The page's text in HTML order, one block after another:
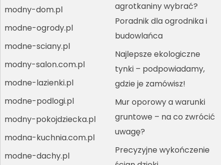
modny-dom.pl
modne-ogrody.pl
modne-sciany.pl
modny-salon.com.pl
modne-lazienki.pl
modne-podlogi.pl
modny-pokojdziecka.pl
modna-kuchnia.com.pl
modne-dachy.pl
agrotkaniny wybrać?
Poradnik dla ogrodnika i
budowlańca
Najlepsze ekologiczne
tynki – podpowiadamy,
gdzie je zamówisz!
Mur oporowy a warunki
gruntowe – na co zwrócić
uwagę?
Precyzyjne wykończenie